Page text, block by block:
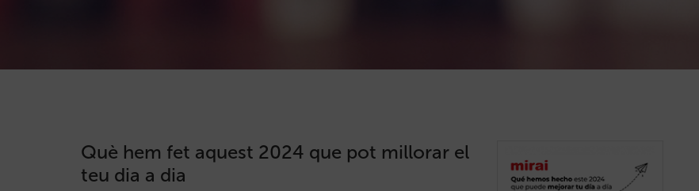
Què hem fet aquest 2024 que pot millorar el
teu dia a dia